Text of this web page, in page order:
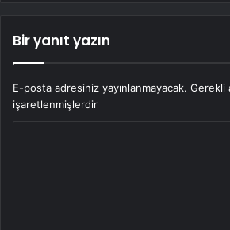
Bir yanıt yazın
E-posta adresiniz yayınlanmayacak. Gerekli
işaretlenmişlerdir